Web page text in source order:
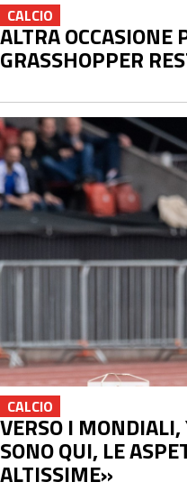
CALCIO
ALTRA OCCASIONE
GRASSHOPPER
CALCIO
VERSO I
SONO QUI, LE
ALTISSIME»